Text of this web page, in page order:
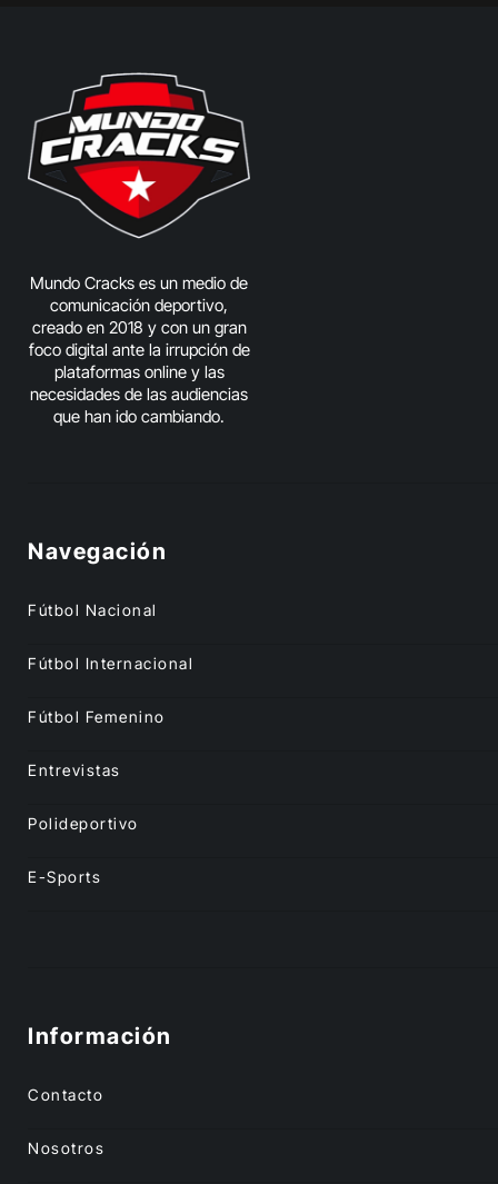
Mundo Cracks es un medio de
comunicación deportivo,
creado en 2018 y con un gran
foco digital ante la irrupción de
plataformas online y las
necesidades de las audiencias
que han ido cambiando.
Navegación
Fútbol Nacional
Fútbol Internacional
Fútbol Femenino
Entrevistas
Polideportivo
E-Sports
Información
Contacto
Nosotros